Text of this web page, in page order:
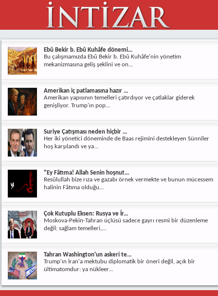
Ebû Bekir b. Ebû Kuhâfe dönemi...
Bu çalışmamızda Ebû Bekir b. Ebû Kuhâfe'nin yönetim
mekanizmasına geliş şeklini ve on...
Amerikan iç patlamasına hazır ...
Amerikan yapısının temelleri çatırdıyor ve çatlaklar giderek
genişliyor. Trump'ın pop...
Suriye Çatışması neden hiçbir ...
Her iki yönetici döneminde de Baas rejimini destekleyen Sünniler
hoş karşılandı ve ya...
"Ey Fâtıma! Allah Senin hoşnut...
Resûlullah bize rıza ve gazabı örnek vermekte ve bunun mücessem
halinin Fâtıma olduğu...
Çok Kutuplu Eksen: Rusya ve İr...
Moskova-Pekin-Tahran üçlüsü sadece gayrı resmi bir düzenleme
değil; sağlam temelleri,...
Tahran Washington'un askeri te...
Trump'ın İran'a mektubu diplomatik bir öneri değil, açık bir
ültimatomdur: ya nükleer...